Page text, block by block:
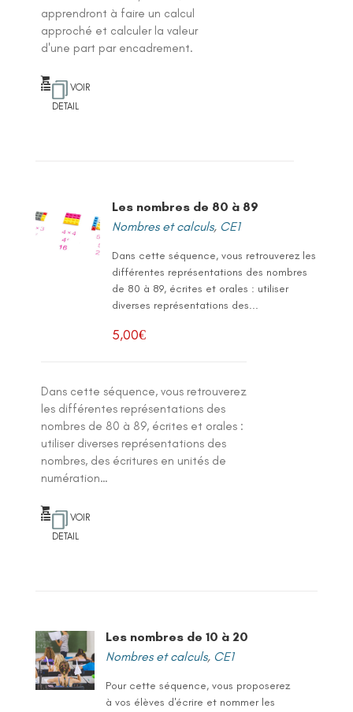
apprendront à faire un calcul
approché et calculer la valeur
d'une part par encadrement.
VOIR
DETAIL
Les nombres de 80 à 89
Nombres et calculs, CE1
Dans cette séquence, vous retrouverez les
différentes représentations des nombres
de 80 à 89, écrites et orales : utiliser
diverses représentations des...
5,00€
Dans cette séquence, vous retrouverez
les différentes représentations des
nombres de 80 à 89, écrites et orales :
utiliser diverses représentations des
nombres, des écritures en unités de
numération…
VOIR
DETAIL
Les nombres de 10 à 20
Nombres et calculs, CE1
Pour cette séquence, vous proposerez
à vos élèves d'écrire et nommer les